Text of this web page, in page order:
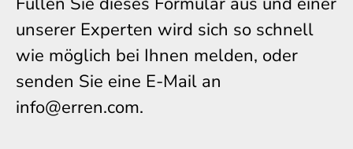
unserer Experten wird sich so schnell
wie möglich bei Ihnen melden, oder
senden Sie eine E-Mail an
info@erren.com.